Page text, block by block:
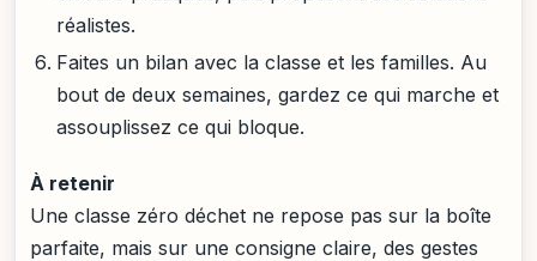
réalistes.
Faites un bilan avec la classe et les familles. Au
bout de deux semaines, gardez ce qui marche et
assouplissez ce qui bloque.
À retenir
Une classe zéro déchet ne repose pas sur la boîte
parfaite, mais sur une consigne claire, des gestes